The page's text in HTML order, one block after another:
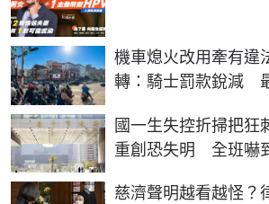
機車熄火改用牽有違
轉：騎士罰款銳減
國一生失控折掃把狂
重創恐失明 全班嚇
慈濟聲明越看越怪？